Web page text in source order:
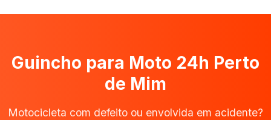
Guincho para Moto 24h Perto
de Mim
Motocicleta com defeito ou envolvida em acidente?